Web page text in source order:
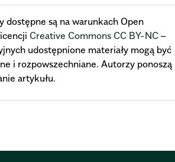
dostępne są na warunkach Open
Creative Commons CC BY-NC –
udostępnione materiały mogą być
i rozpowszechniane. Autorzy ponoszą
artykułu.